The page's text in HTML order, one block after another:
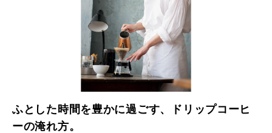
ふとした時間を豊かに過ごす、ドリップコーヒ
ーの淹れ方。